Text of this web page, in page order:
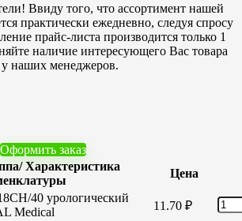
Ввиду того, что ассортимент нашей
практически ежедневно, следуя спросу
прайс-листа производится только 1
наличие интересующего Вас товара
наших менеджеров.
Оформить заказ
Характеристика
Цена
40 урологический
Medical
11.70 ₽